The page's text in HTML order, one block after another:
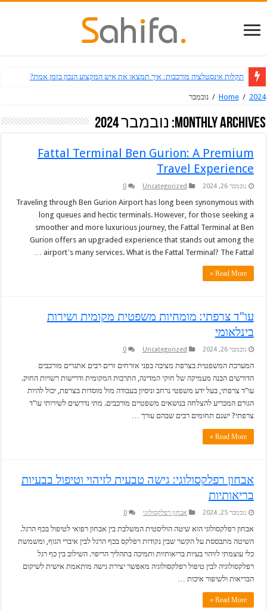
תקלות אינסטלציה מורכבות: איך תמצאו את איש המקצוע הנכון בזמן אמת?
Home / 2024
/ נובמבר
Monthly Archives: נובמבר 2024
Fattal Terminal Ben Gurion: A Premium
Travel Experience
נובמבר 26, 2024 Uncategorized
0
Traveling through Ben Gurion Airport has long been synonymous with
long queues and hectic terminals. However, for those seeking a
smoother and more luxurious journey, the Fattal Terminal at Ben
Gurion offers an upgraded experience that stands out among the
airport's many services. What is the Fattal Terminal? The Fattal …
Read More »
עו"ד צרפתי: מומחיות משפטית מקומית ושירות
בינלאומי
נובמבר 26, 2024 Uncategorized
0
המערכת המשפטית בצרפת מציבה בפני אזרחים זרים רבים אתגרים מורכבים
הדורשים הבנה מעמיקה של חוקי המדינה, התרבות המקומית ודרישות רשויות החוק.
עו"ד צרפתי, בעל ידע משפטי נרחב וניסיון בעבודה מול מוסדות בצרפת, יכול להיות
הגורם המכריע להצלחה בנושאים משפטיים מורכבים. מתי נדרשים לשירותי עו"ד
צרפתי? ישנם תחומים רבים שבהם עורך …
Read More »
אבחון רפלקסולוגי: גישה טבעית לזיהוי וטיפול בבעיות
בריאותיות
נובמבר 25, 2024 אבחון רפלקסולוגי 0
אבחון רפלקסולוגי הוא שיטה הוליסטית המשלבת בין אבחון רפואי לטיפול בכף הרגל.
השיטה מתבססת על הקשר שבין נקודות רפלקס בכף הרגל לבין איברי הגוף, ומשמשת
כלי עוצמתי לזיהוי בעיות בריאותיות ותמיכה בתהליך הריפוי. השילוב בין כף רגל
רפלקסולוגיה לבין טיפול רפלקסולוגיה מאפשר יצירת גישה מותאמת אישית לשיקום
הבריאות ולשיפור איכות …
Read More »